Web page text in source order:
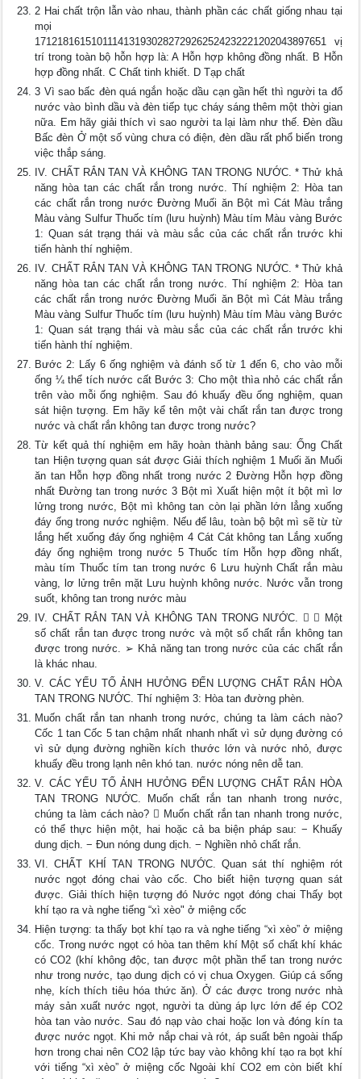
2 Hai chất trộn lẫn vào nhau, thành phần các chất giống nhau tại
mọi
1712181615101114131930282729262524232221202043897651 vị
trí trong toàn bộ hỗn hợp là: A Hỗn hợp không đồng nhất. B Hỗn
hợp đồng nhất. C Chất tinh khiết. D Tạp chất
3 Vì sao bấc đèn quá ngắn hoặc dầu cạn gần hết thì người ta đổ
nước vào bình dầu và đèn tiếp tục cháy sáng thêm một thời gian
nữa. Em hãy giải thích vì sao người ta lại làm như thế. Đèn dầu
Bấc đèn Ở một số vùng chưa có điện, đèn dầu rất phổ biến trong
việc thắp sáng.
IV. CHẤT RẮN TAN VÀ KHÔNG TAN TRONG NƯỚC. * Thử khả
năng hòa tan các chất rắn trong nước. Thí nghiệm 2: Hòa tan
các chất rắn trong nước Đường Muối ăn Bột mì Cát Màu trắng
Màu vàng Sulfur Thuốc tím (lưu huỳnh) Màu tím Màu vàng Bước
1: Quan sát trạng thái và màu sắc của các chất rắn trước khi
tiến hành thí nghiệm.
IV. CHẤT RẮN TAN VÀ KHÔNG TAN TRONG NƯỚC. * Thử khả
năng hòa tan các chất rắn trong nước. Thí nghiệm 2: Hòa tan
các chất rắn trong nước Đường Muối ăn Bột mì Cát Màu trắng
Màu vàng Sulfur Thuốc tím (lưu huỳnh) Màu tím Màu vàng Bước
1: Quan sát trạng thái và màu sắc của các chất rắn trước khi
tiến hành thí nghiệm.
Bước 2: Lấy 6 ống nghiệm và đánh số từ 1 đến 6, cho vào mỗi
ống ¼ thể tích nước cất Bước 3: Cho một thìa nhỏ các chất rắn
trên vào mỗi ống nghiệm. Sau đó khuấy đều ống nghiệm, quan
sát hiện tượng. Em hãy kể tên một vài chất rắn tan được trong
nước và chất rắn không tan được trong nước?
Từ kết quả thí nghiệm em hãy hoàn thành bảng sau: Ống Chất
tan Hiện tượng quan sát được Giải thích nghiệm 1 Muối ăn Muối
ăn tan Hỗn hợp đồng nhất trong nước 2 Đường Hỗn hợp đồng
nhất Đường tan trong nước 3 Bột mì Xuất hiện một ít bột mì lơ
lửng trong nước, Bột mì không tan còn lại phần lớn lẳng xuống
đáy ống trong nước nghiệm. Nếu để lâu, toàn bộ bột mì sẽ từ từ
lắng hết xuống đáy ống nghiệm 4 Cát Cát không tan Lắng xuống
đáy ống nghiệm trong nước 5 Thuốc tím Hỗn hợp đồng nhất,
màu tím Thuốc tím tan trong nước 6 Lưu huỳnh Chất rắn màu
vàng, lơ lửng trên mặt Lưu huỳnh không nước. Nước vẫn trong
suốt, không tan trong nước màu
IV. CHẤT RẮN TAN VÀ KHÔNG TAN TRONG NƯỚC.  ➢ Một
số chất rắn tan được trong nước và một số chất rắn không tan
được trong nước. ➢ Khả năng tan trong nước của các chất rắn
là khác nhau.
V. CÁC YẾU TỐ ẢNH HƯỞNG ĐẾN LƯỢNG CHẤT RẮN HÒA
TAN TRONG NƯỚC. Thí nghiệm 3: Hòa tan đường phèn.
Muốn chất rắn tan nhanh trong nước, chúng ta làm cách nào?
Cốc 1 tan Cốc 5 tan chậm nhất nhanh nhất vì sử dụng đường có
vì sử dụng đường nghiền kích thước lớn và nước nhỏ, được
khuấy đều trong lạnh nên khó tan. nước nóng nên dễ tan.
V. CÁC YẾU TỐ ẢNH HƯỞNG ĐẾN LƯỢNG CHẤT RẮN HÒA
TAN TRONG NƯỚC. Muốn chất rắn tan nhanh trong nước,
chúng ta làm cách nào?  Muốn chất rắn tan nhanh trong nước,
có thể thực hiện một, hai hoặc cả ba biện pháp sau: − Khuấy
dung dịch. − Đun nóng dung dịch. − Nghiền nhỏ chất rắn.
VI. CHẤT KHÍ TAN TRONG NƯỚC. Quan sát thí nghiệm rót
nước ngọt đóng chai vào cốc. Cho biết hiện tượng quan sát
được. Giải thích hiện tượng đó Nước ngọt đóng chai Thấy bọt
khí tạo ra và nghe tiếng “xì xèo" ở miệng cốc
Hiện tượng: ta thấy bọt khí tạo ra và nghe tiếng “xì xèo” ở miệng
cốc. Trong nước ngọt có hòa tan thêm khí Một số chất khí khác
có CO2 (khí không độc, tan được một phần thể tan trong nước
như trong nước, tạo dung dịch có vị chua Oxygen. Giúp cá sống
nhẹ, kích thích tiêu hóa thức ăn). Ở các được trong nước nhà
máy sản xuất nước ngọt, người ta dùng áp lực lớn để ép CO2
hòa tan vào nước. Sau đó nạp vào chai hoặc lon và đóng kín ta
được nước ngọt. Khi mở nắp chai và rót, áp suất bên ngoài thấp
hơn trong chai nên CO2 lập tức bay vào không khí tạo ra bọt khí
với tiếng “xì xèo” ở miệng cốc Ngoài khí CO2 em còn biết khí